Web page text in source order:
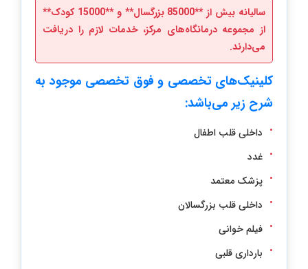
سالیانه بیش از **85000 بزرگسال** و **15000 کودک**
از مجموعه درمانگاه‌های مرکز، خدمات لازم را دریافت
می‌دارند.
کلینیک‌های تخصصی و فوق تخصصی موجود به
شرح زیر می‌باشد:
داخلی قلب اطفال
غدد
پزشک معتمد
داخلی قلب بزرگسالان
فیلم خوانی
بارداری قلبی